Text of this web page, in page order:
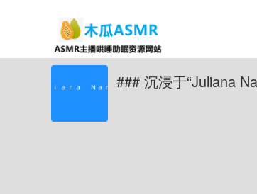
### 沉浸于“Juliana